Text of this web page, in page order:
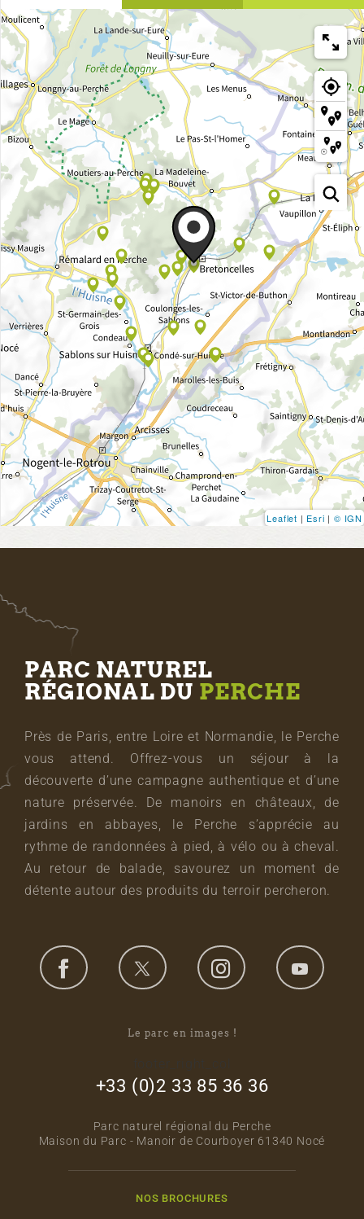
Leaflet | Esri | © IGN
PARC NATUREL
RÉGIONAL DU PERCHE
Près de Paris, entre Loire et Normandie, le Perche
vous attend. Offrez-vous un séjour à la
découverte d’une campagne authentique et d’une
nature préservée. De manoirs en châteaux, de
jardins en abbayes, le Perche s’apprécie au
rythme de randonnées à pied, à vélo ou à cheval.
Au retour de balade, savourez un moment de
détente autour des produits du terroir percheron.
Le parc en images !
+33 (0)2 33 85 36 36
Parc naturel régional du Perche
Maison du Parc - Manoir de Courboyer 61340 Nocé
NOS BROCHURES